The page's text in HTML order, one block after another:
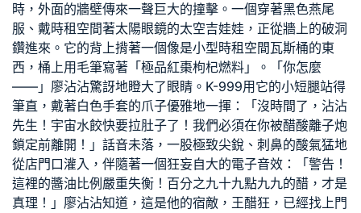
時，外面的牆壁傳來一聲巨大的撞擊。一個穿著黑色燕尾
服、戴時租空間著太陽眼鏡的太空吉娃娃，正從牆上的破洞
鑽進來。它的背上揹著一個像是小型時租空間瓦斯桶的東
西，桶上用毛筆寫著「極品紅棗枸杞燃料」。「你怎麼
——」廖沾沾驚訝地瞪大了眼睛。K-999用它的小短腿站得
筆直，戴著白色手套的爪子優雅地一揮：「沒時間了，沾沾
先生！宇宙水餃快要拉肚子了！我們必須在你被醋酸離子炮
鎖定前離開！」話音未落，一股極致尖銳、刺鼻的酸氣猛地
從店門口灌入，伴隨著一個狂妄自大的電子音效：「警告！
這裡的醬油比例嚴重失衡！百分之九十九點九九的醋，才是
真理！」廖沾沾知道，這是他的宿敵，王醋狂，已經找上門